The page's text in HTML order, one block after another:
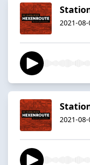
2021-
2021-